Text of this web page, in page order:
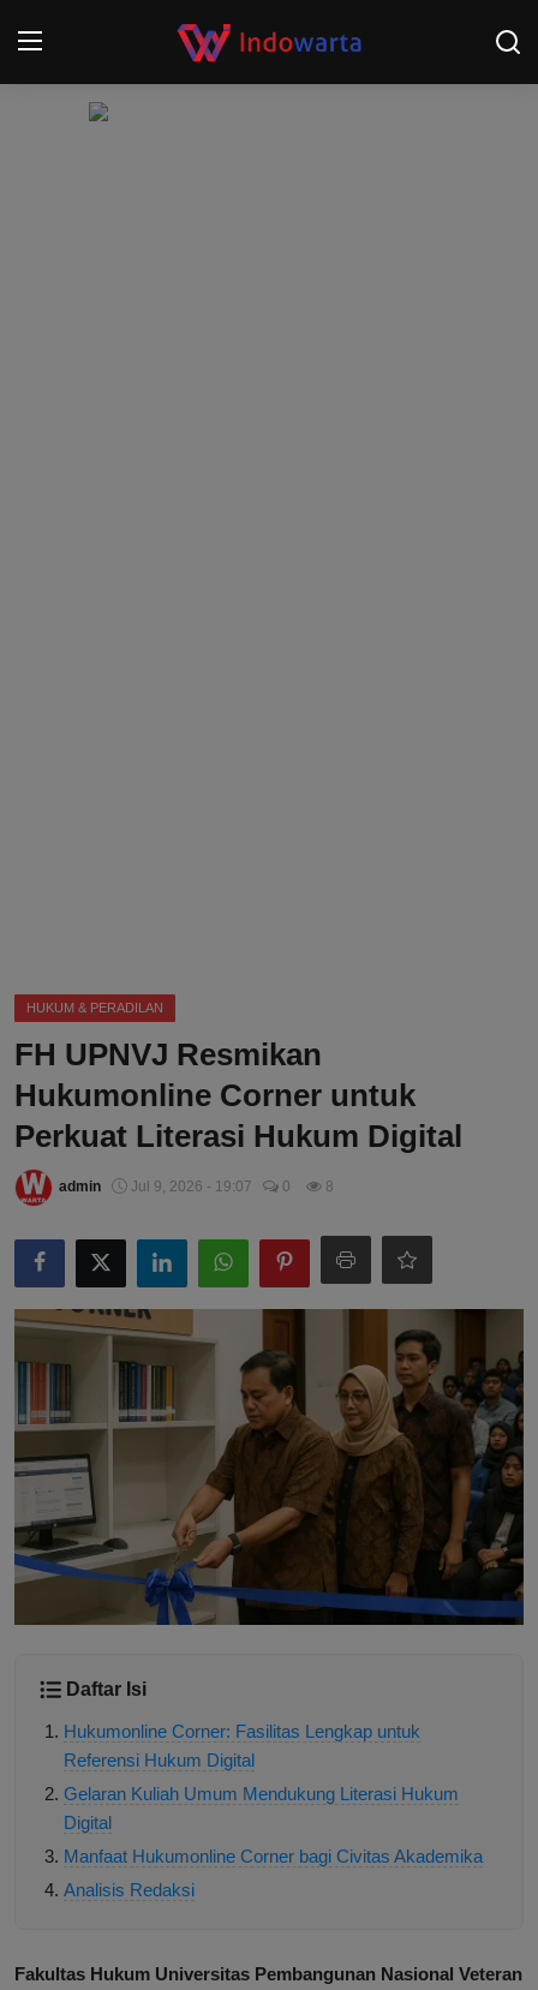
HUKUM & PERADILAN
FH UPNVJ Resmikan
Hukumonline Corner untuk
Perkuat Literasi Hukum Digital
admin Jul 9, 2026 - 19:07 0 8
Daftar Isi
Hukumonline Corner: Fasilitas Lengkap untuk
Referensi Hukum Digital
Gelaran Kuliah Umum Mendukung Literasi Hukum
Digital
Manfaat Hukumonline Corner bagi Civitas Akademika
Analisis Redaksi
Fakultas Hukum Universitas Pembangunan Nasional Veteran